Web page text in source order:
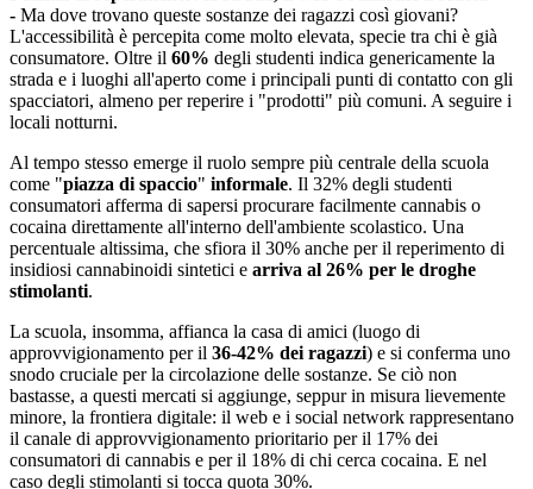
- Ma dove trovano queste sostanze dei ragazzi così giovani?
L'accessibilità è percepita come molto elevata, specie tra chi è già
consumatore. Oltre il 60% degli studenti indica genericamente la
strada e i luoghi all'aperto come i principali punti di contatto con gli
spacciatori, almeno per reperire i "prodotti" più comuni. A seguire i
locali notturni.
Al tempo stesso emerge il ruolo sempre più centrale della scuola
come "piazza di spaccio" informale. Il 32% degli studenti
consumatori afferma di sapersi procurare facilmente cannabis o
cocaina direttamente all'interno dell'ambiente scolastico. Una
percentuale altissima, che sfiora il 30% anche per il reperimento di
insidiosi cannabinoidi sintetici e arriva al 26% per le droghe
stimolanti.
La scuola, insomma, affianca la casa di amici (luogo di
approvvigionamento per il 36-42% dei ragazzi) e si conferma uno
snodo cruciale per la circolazione delle sostanze. Se ciò non
bastasse, a questi mercati si aggiunge, seppur in misura lievemente
minore, la frontiera digitale: il web e i social network rappresentano
il canale di approvvigionamento prioritario per il 17% dei
consumatori di cannabis e per il 18% di chi cerca cocaina. E nel
caso degli stimolanti si tocca quota 30%.